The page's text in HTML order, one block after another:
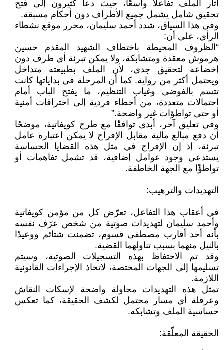
أثار الملف تفاعلًا واسعًا، حيث دعا كثيرون إلى فتح
تحقيق شامل يشمل جميع الأطراف دون أحكام مسبقة.
وفي هذا السياق، شدد أحمد سليمان، محرر موقع نشطاء
الرأي، على أن:
“الظروف المحيطة باختطاف الشهيد المقدم حسين
هرموش معقدة ومتشابكة، ولا يمكن تبرئة أي طرف دون
إخضاعه لتحقيق جدي، لأن الملف بطبيعته متداخل
ويحتمل أكثر من رواية. كما أن المرحلة في بداياتها كانت
تتسم بالفوضى وغياب التنظيم، ما يفتح الباب أمام
احتمالات متعددة، من أخطاء فردية إلى اختراقات أمنية
أو حتى تواطؤات غير واضحة.”
وفي تعليق آخر، أبدى توافقًا مع طرح كويفاتية، موضحًا
أن دفع مبالغ مالية مقابل الإفراج لا يمكن اعتباره عامل
تبرئة، إذ إن الإفراج في مثل هذه القضايا الحساسة
يستدعي وجود عوامل إضافية، قد تشمل تفاهمات أو
تواطؤًا مع الجهة الخاطفة.
التهديدات والترهيب:
في أعقاب هذا التفاعل، تعرّض كل من مؤمن كويفاتية
وأحمد سليمان لتهديدات صوتية من شخص عرّف نفسه
بأنه أحد أقارب مصطفى قسوم، تضمنت شتائم ووعيدًا
بالنيل منهما بسبب تناولهما القضية.
وقد تم الاحتفاظ بهذه التسجيلات الصوتية، وسيتم
تسليمها إلى الجهات المختصة، لاتخاذ الإجراءات القانونية
اللازمة.
تمثل هذه التهديدات محاولة واضحة لإسكات النقاش
وعرقلة أي مسار محتمل لكشف الحقيقة، كما تعكس
حساسية الملف وتشابكه.
الحقيقة المعلّقة: